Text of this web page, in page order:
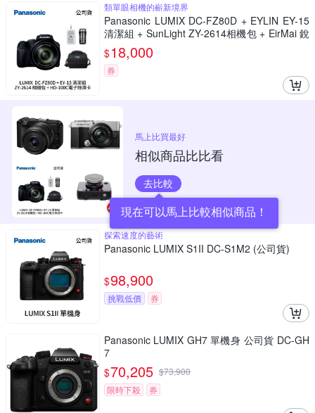
類單眼相機的嶄新境界
Panasonic LUMIX DC-FZ80D + EYLIN EY-15
清潔組 + SunLight ZY-2614相機包 + EirMai 銳
瑪 HD-100C電子除濕卡 FZ80D (公司貨)
$18,000
券
馬上比買最好
相似商品比比看
去比較
現在可以馬上比較相似商品！
探索速度的藝術
Panasonic LUMIX S1II DC-S1M2 (公司貨)
$98,900
挑戰低價 券
Panasonic LUMIX GH7 單機身 公司貨 DC-GH
7
$70,205 $73,900
限時下殺
券